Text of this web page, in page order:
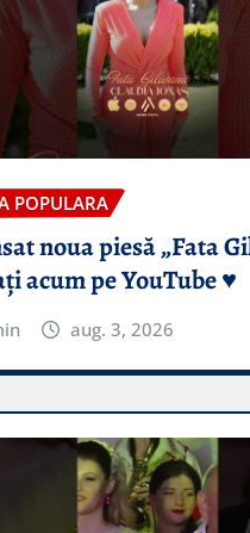
POPULARA
noua piesă „Fata
acum pe YouTube ♥️
aug. 3, 2026